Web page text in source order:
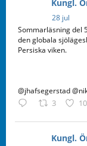
Kungl.
28 jul
Sommarläsning del
den globala
Persiska viken.
@jhafsegerstad
3 10
Kungl.